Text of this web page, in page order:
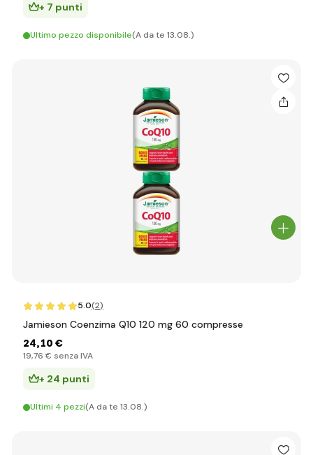
+ 7 punti
Ultimo pezzo disponibile(A da te 13.08.)
5.0(2)
Jamieson Coenzima Q10 120 mg 60 compresse
24,10 €
19,76 € senza IVA
+ 24 punti
Ultimi 4 pezzi(A da te 13.08.)